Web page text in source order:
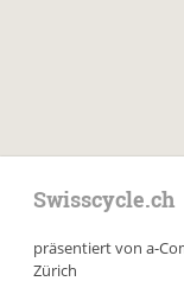
Swisscycle.ch
präsentiert von a-
Zürich